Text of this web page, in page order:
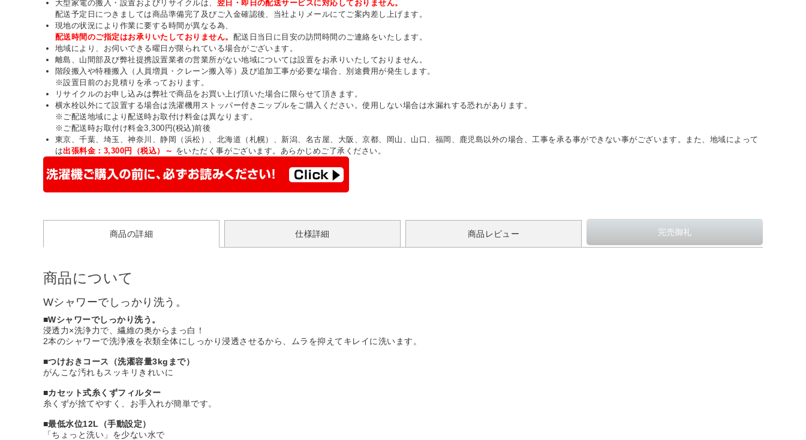
大型家電の搬入・設置およびリサイクルは、 翌日・即日の配送サービスに対応しておりません。
配送予定日につきましては商品準備完了及びご入金確認後、当社よりメールにてご案内差し上げます。
現地の状況により作業に要する時間が異なる為、
配送時間のご指定はお承りいたしておりません。 配送日当日に目安の訪問時間のご連絡をいたします。
地域により、お伺いできる曜日が限られている場合がございます。
離島、山間部及び弊社提携設置業者の営業所がない地域については設置をお承りいたしておりません。
階段搬入や特種搬入（人員増員・クレーン搬入等）及び追加工事が必要な場合、別途費用が発生します。
※設置日前のお見積りを承っております。
リサイクルのお申し込みは弊社で商品をお買い上げ頂いた場合に限らせて頂きます。
横水栓以外にて設置する場合は洗濯機用ストッパー付きニップルをご購入ください。使用しない場合は水漏れする恐れがあります。
※ご配送地域により配送時お取付け料金は異なります。
※ご配送時お取付け料金3,300円(税込)前後
東京、千葉、埼玉、神奈川、静岡（浜松）、北海道（札幌）、新潟、名古屋、大阪、京都、岡山、山口、福岡、鹿児島以外の場合、工事を承る事ができない事がございます。また、地域によって
は出張料金：3,300円（税込）～ をいただく事がございます。あらかじめご了承ください。
商品の詳細 仕様詳細 商品レビュー
商品について
Wシャワーでしっかり洗う。
■Wシャワーでしっかり洗う。
浸透力×洗浄力で、繊維の奥からまっ白！
2本のシャワーで洗浄液を衣類全体にしっかり浸透させるから、ムラを抑えてキレイに洗います。
■つけおきコース（洗濯容量3kgまで）
がんこな汚れもスッキリきれいに
■カセット式糸くずフィルター
糸くずが捨てやすく、お手入れが簡単です。
■最低水位12L（手動設定）
「ちょっと洗い」を少ない水で